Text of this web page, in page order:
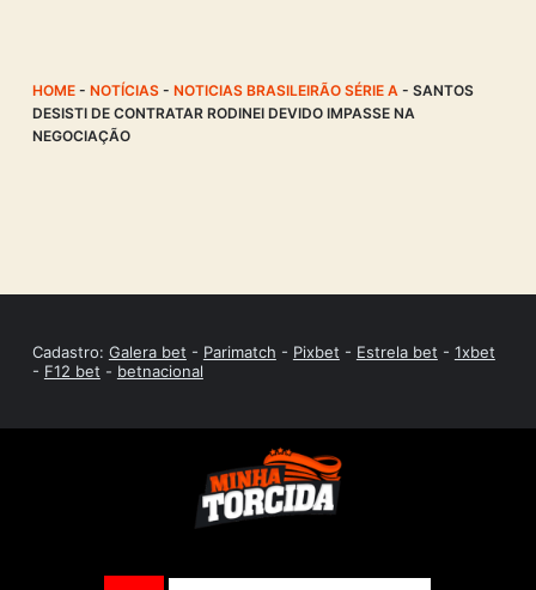
HOME- NOTÍCIAS- NOTICIAS BRASILEIRÃO SÉRIE A - SANTOS
DESISTI DE CONTRATAR RODINEI DEVIDO IMPASSE NA
NEGOCIAÇÃO
Cadastro: Galera bet - Parimatch - Pixbet - Estrela bet - 1xbet
- F12 bet - betnacional